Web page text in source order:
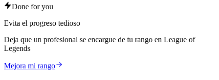
Done for you
Evita el progreso tedioso
Deja que un profesional se encargue de tu rango en League of
Legends
Mejora mi rango